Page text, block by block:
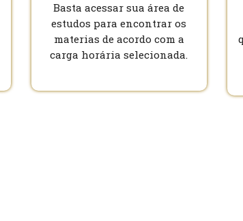
Basta acessar sua área de
estudos para encontrar os
materias de acordo com a
carga horária selecionada.